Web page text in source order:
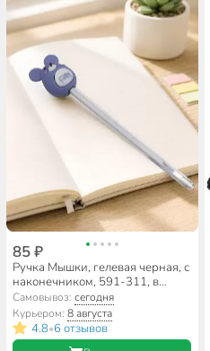
85 ₽
Ручка Мышки, гелевая черная, с
наконечником, 591-311, в
ассортименте
Самовывоз:сегодня
Курьером:8 августа
4.8•6 отзывов